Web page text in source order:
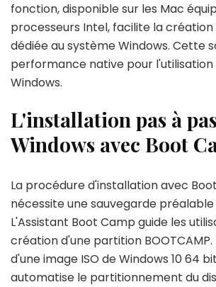
fonction, disponible sur les Mac
processeurs Intel, facilite la
dédiée au système Windows. Cette
performance native pour l'utilisation
Windows.
L'installation pas à
Windows avec Boot
La procédure d'installation avec
nécessite une sauvegarde préalable
L'Assistant Boot Camp guide les
création d'une partition
d'une image ISO de Windows 10 64
automatise le partitionnement du